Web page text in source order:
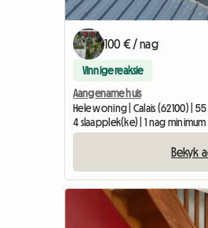
100 € / nag
Vinnige reaksie
Aangename huis
Hele woning | Calais (62100) |
4 slaapplek(ke) | 1 nag minimum
Bekyk